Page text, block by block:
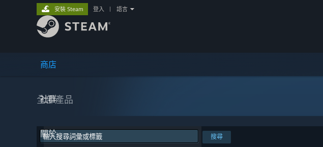
商店
社群
關於
安裝 Steam 登入 語言
全部產品
搜尋